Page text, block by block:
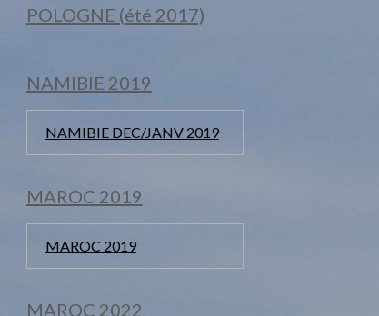
POLOGNE (été 2017)
NAMIBIE 2019
NAMIBIE DEC/JANV 2019
MAROC 2019
MAROC 2019
MAROC 2022